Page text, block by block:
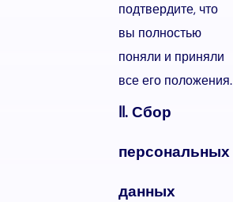
подтвердите, что
вы полностью
поняли и приняли
все его положения.
II. Сбор
персональных
данных